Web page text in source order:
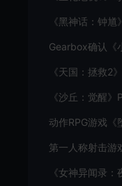
《黑神话：钟
Gearbox确认《
《天国：拯救2
《沙丘：觉醒
动作RPG游戏《
第一人称射击游
《女神异闻录